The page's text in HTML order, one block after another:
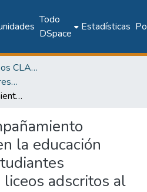
Todo
DSpace
Estadísticas
RedGuia / Congresos CLABES
Publicaciones del Congreso Internacional CLABES
Modelo de acompañamiento psicoeducativo en la educación superior para estudiantes provenientes de liceos adscritos al programa PACE
la educación
adscritos al